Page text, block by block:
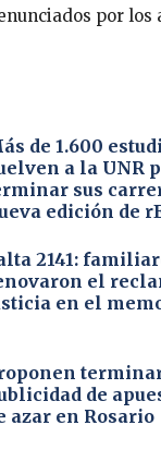
por los
de 1.600
a la UNR
sus
edición de
2141:
el
en el
de
azar en Rosario